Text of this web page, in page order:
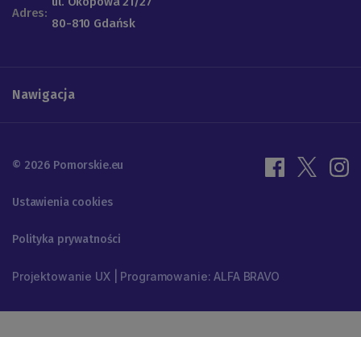
Adres:
80-810 Gdańsk
Nawigacja
© 2026 Pomorskie.eu
Ustawienia cookies
Polityka prywatności
Projektowanie UX | Programowanie: ALFA BRAVO